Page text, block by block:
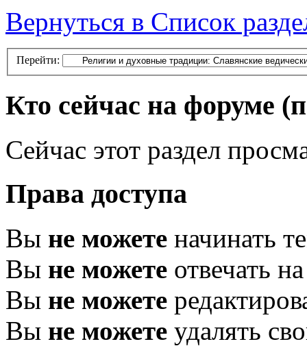
Вернуться в Список
Перейти:
Кто сейчас на форуме
Сейчас этот раздел
Права доступа
Вы не можете начинать
Вы не можете отвечать
Вы не можете
Вы не можете удалять